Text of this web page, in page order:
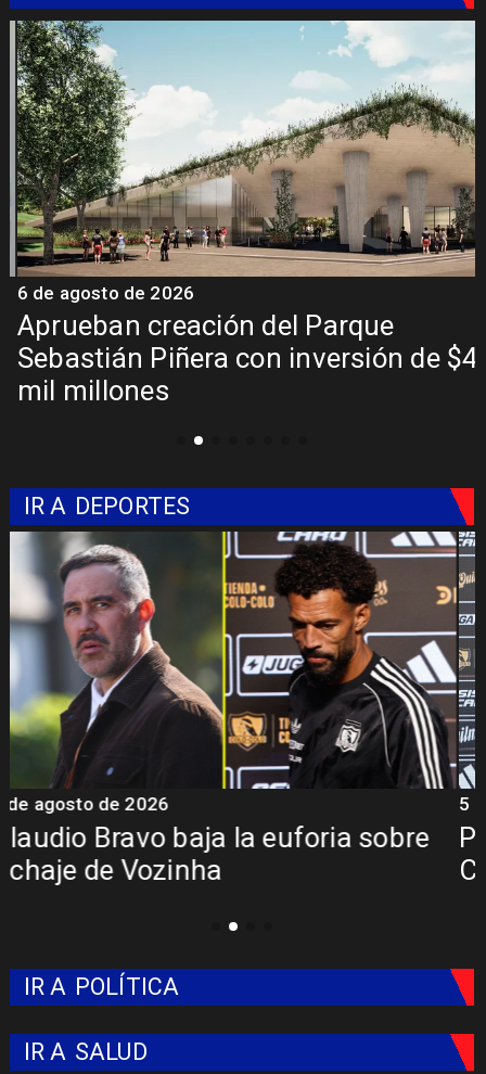
Aprueban creación del Parque
Sebastián Piñera con inversión de $4
mil millones
6 de agosto de 2026
IR A DEPORTES
Presentación de Vozinha en Colo
Colo: Fecha, Estadio y Contrato
5 de agosto de 2026
IR A POLÍTICA
IR A SALUD